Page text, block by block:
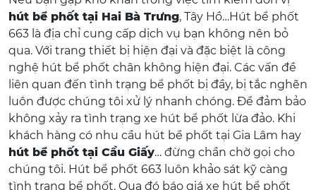
hút bể phốt tại Hai Bà Trưng, Tây Hồ…Hút bể phốt
663 là địa chỉ cung cấp dịch vụ bạn không nên bỏ
qua. Với trang thiết bị hiện đại và đặc biệt là công
nghệ hút bể phốt chân không hiện đại. Các vấn đề
liên quan đến tình trạng bể phốt bị đầy, bị tắc nghẽn
luôn được chúng tôi xử lý nhanh chóng. Để đảm bảo
không xảy ra tình trạng xe hút bể phốt lừa đảo. Khi
khách hàng có nhu cầu hút bể phốt tại Gia Lâm hay
hút bể phốt tại Cầu Giấy… đừng chần chờ gọi cho
chúng tôi. Hút bể phốt 663 luôn khảo sát kỹ càng
tình trạng bể phốt. Qua đó báo giá xe hút bể phốt